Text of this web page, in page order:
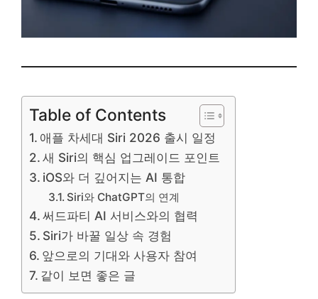
Table of Contents
애플 차세대 Siri 2026 출시 일정
새 Siri의 핵심 업그레이드 포인트
iOS와 더 깊어지는 AI 통합
Siri와 ChatGPT의 연계
써드파티 AI 서비스와의 협력
Siri가 바꿀 일상 속 경험
앞으로의 기대와 사용자 참여
같이 보면 좋은 글